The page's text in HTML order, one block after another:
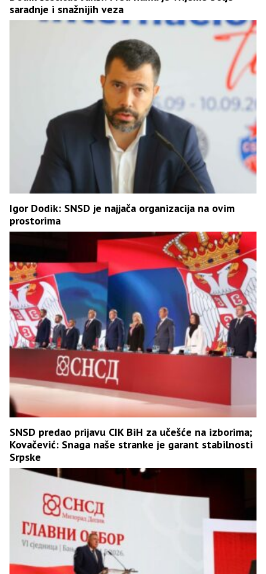
saradnje i snažnijih veza
Igor Dodik: SNSD je najjača organizacija na ovim
prostorima
SNSD predao prijavu CIK BiH za učešće na izborima;
Kovačević: Snaga naše stranke je garant stabilnosti
Srpske